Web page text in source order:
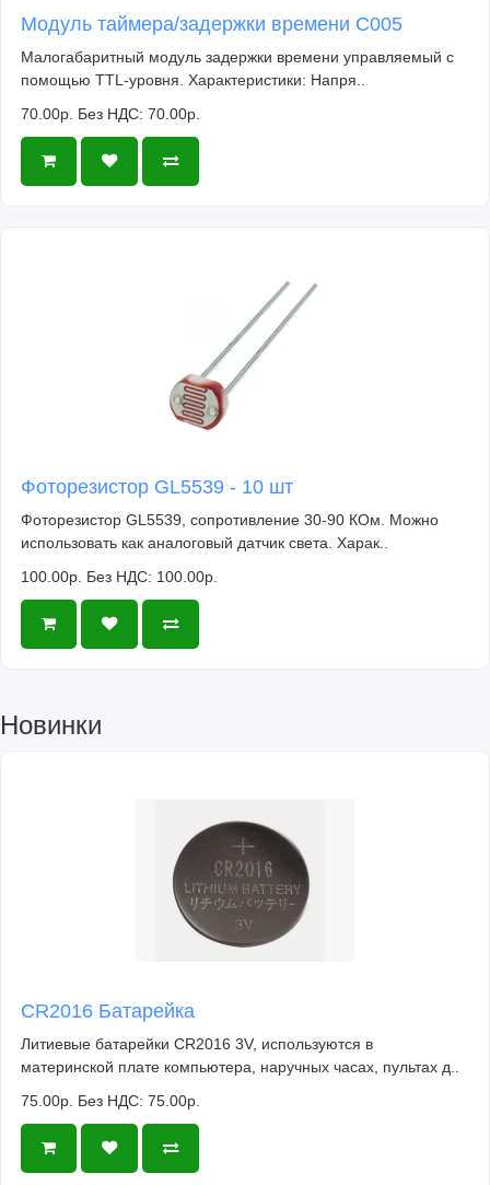
Модуль таймера/задержки времени C005
Малогабаритный модуль задержки времени управляемый с
помощью TTL-уровня. Характеристики: Напря..
70.00р. Без НДС: 70.00р.
Фоторезистор GL5539 - 10 шт
Фоторезистор GL5539, сопротивление 30-90 КОм. Можно
использовать как аналоговый датчик света. Харак..
100.00р. Без НДС: 100.00р.
Новинки
CR2016 Батарейка
Литиевые батарейки CR2016 3V, используются в
материнской плате компьютера, наручных часах, пультах д..
75.00р. Без НДС: 75.00р.